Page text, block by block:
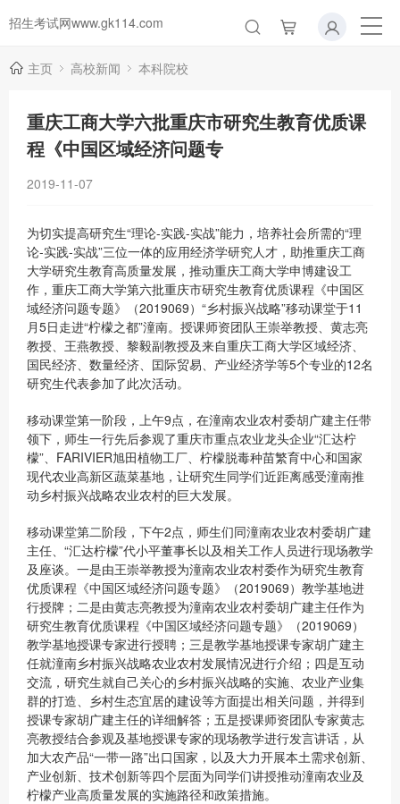
招生考试网www.gk114.com
主页 高校新闻 本科院校
重庆工商大学六批重庆市研究生教育优质课
程《中国区域经济问题专
2019-11-07
为切实提高研究生“理论-实践-实战”能力，培养社会所需的“理
论-实践-实战”三位一体的应用经济学研究人才，助推重庆工商
大学研究生教育高质量发展，推动重庆工商大学申博建设工
作，重庆工商大学第六批重庆市研究生教育优质课程《中国区
域经济问题专题》（2019069）“乡村振兴战略”移动课堂于11
月5日走进“柠檬之都”潼南。授课师资团队王崇举教授、黄志亮
教授、王燕教授、黎毅副教授及来自重庆工商大学区域经济、
国民经济、数量经济、囯际贸易、产业经济学等5个专业的12名
研究生代表参加了此次活动。
移动课堂第一阶段，上午9点，在潼南农业农村委胡广建主任带
领下，师生一行先后参观了重庆市重点农业龙头企业“汇达柠
檬”、FARIVIER旭田植物工厂、柠檬脱毒种苗繁育中心和国家
现代农业高新区蔬菜基地，让研究生同学们近距离感受潼南推
动乡村振兴战略农业农村的巨大发展。
移动课堂第二阶段，下午2点，师生们同潼南农业农村委胡广建
主任、“汇达柠檬”代小平董事长以及相关工作人员进行现场教学
及座谈。一是由王崇举教授为潼南农业农村委作为研究生教育
优质课程《中国区域经济问题专题》（2019069）教学基地进
行授牌；二是由黄志亮教授为潼南农业农村委胡广建主任作为
研究生教育优质课程《中国区域经济问题专题》（2019069）
教学基地授课专家进行授聘；三是教学基地授课专家胡广建主
任就潼南乡村振兴战略农业农村发展情况进行介绍；四是互动
交流，研究生就自己关心的乡村振兴战略的实施、农业产业集
群的打造、乡村生态宜居的建设等方面提出相关问题，并得到
授课专家胡广建主任的详细解答；五是授课师资团队专家黄志
亮教授结合参观及基地授课专家的现场教学进行发言讲话，从
加大农产品“一带一路”出口国家，以及大力开展本土需求创新、
产业创新、技术创新等四个层面为同学们讲授推动潼南农业及
柠檬产业高质量发展的实施路径和政策措施。